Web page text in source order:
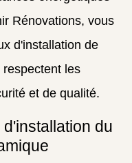
Rénovations, vous
d'installation de
les
et de qualité.
du